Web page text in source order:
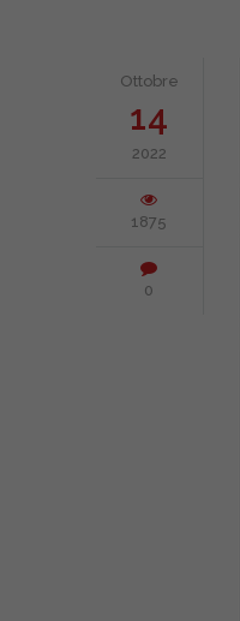
Ottobre
14
2022
1875
0